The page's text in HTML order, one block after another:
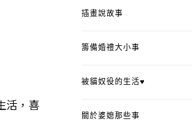
活，喜
插畫說故事
籌備婚禮大小事
被貓奴役的生活♥
關於婆媳那些事